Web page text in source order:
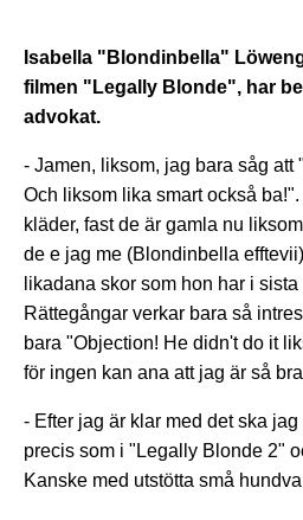
Isabella "Blondinbella"
filmen "Legally Blonde", har
advokat.
- Jamen, liksom, jag bara såg att
Och liksom lika smart också
kläder, fast de är gamla nu
de e jag me (Blondinbella
likadana skor som hon har i
Rättegångar verkar bara så
bara "Objection! He didn't do it
för ingen kan ana att jag är så
- Efter jag är klar med det ska
precis som i "Legally Blonde 2"
Kanske med utstötta små